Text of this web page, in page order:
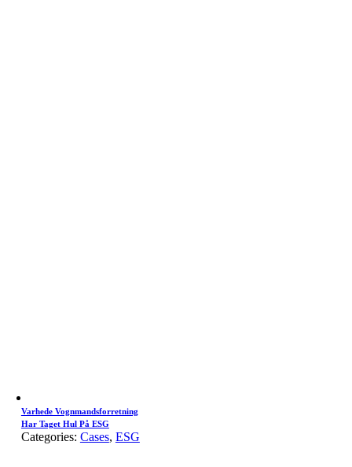
Varhede Vognmandsforretning
Har Taget Hul På ESG
Categories: Cases, ESG